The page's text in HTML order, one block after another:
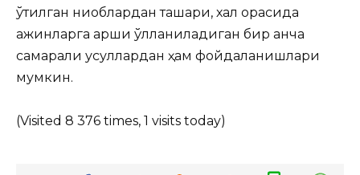
ўтилган ниқоблардан ташқари, халқ орасида
ажинларга қарши қўлланиладиган бир қанча
самарали усуллардан ҳам фойдаланишлари
мумкин.
(Visited 8 376 times, 1 visits today)